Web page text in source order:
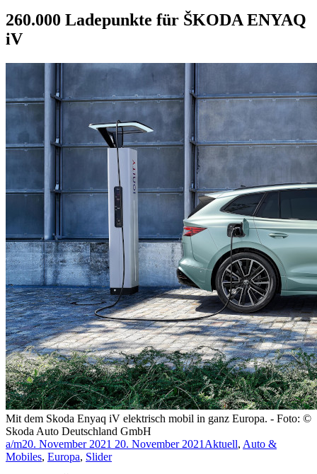
260.000 Ladepunkte für ŠKODA ENYAQ
iV
Mit dem Skoda Enyaq iV elektrisch mobil in ganz Europa. - Foto: ©
Skoda Auto Deutschland GmbH
a/m20. November 2021 20. November 2021 Aktuell, Auto &
Mobiles, Europa, Slider